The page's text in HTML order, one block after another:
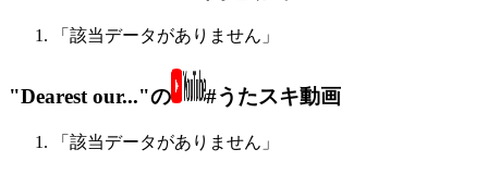
「該当データがありません」
"Dearest our..."の #うたスキ動画
「該当データがありません」